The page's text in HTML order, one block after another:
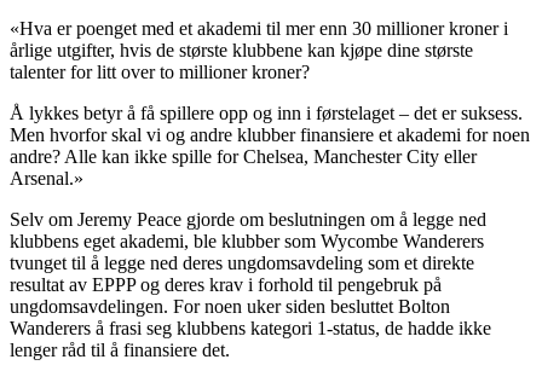
«Hva er poenget med et akademi til mer enn 30 millioner kroner i
årlige utgifter, hvis de største klubbene kan kjøpe dine største
talenter for litt over to millioner kroner?
Å lykkes betyr å få spillere opp og inn i førstelaget – det er suksess.
Men hvorfor skal vi og andre klubber finansiere et akademi for noen
andre? Alle kan ikke spille for Chelsea, Manchester City eller
Arsenal.»
Selv om Jeremy Peace gjorde om beslutningen om å legge ned
klubbens eget akademi, ble klubber som Wycombe Wanderers
tvunget til å legge ned deres ungdomsavdeling som et direkte
resultat av EPPP og deres krav i forhold til pengebruk på
ungdomsavdelingen. For noen uker siden besluttet Bolton
Wanderers å frasi seg klubbens kategori 1-status, de hadde ikke
lenger råd til å finansiere det.